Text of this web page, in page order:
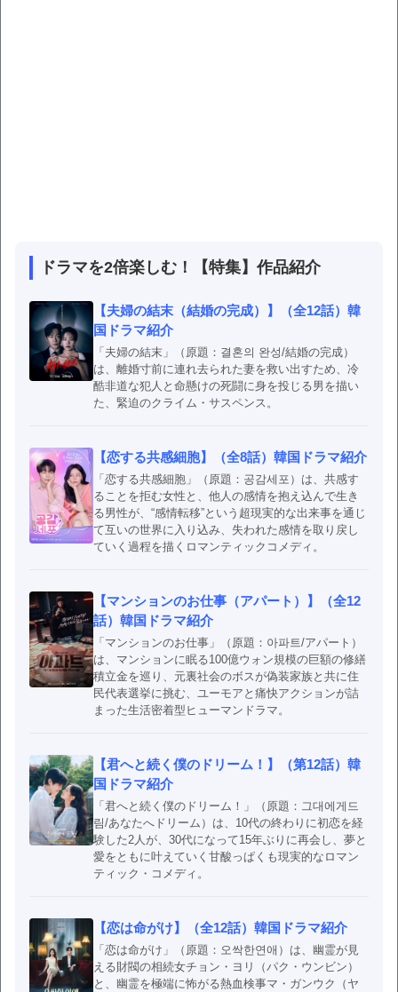
ドラマを2倍楽しむ！【特集】作品紹介
【夫婦の結末（結婚の完成）】（全12話）韓
国ドラマ紹介
「夫婦の結末」（原題：결혼의 완성/結婚の完成）
は、離婚寸前に連れ去られた妻を救い出すため、冷
酷非道な犯人と命懸けの死闘に身を投じる男を描い
た、緊迫のクライム・サスペンス。
【恋する共感細胞】（全8話）韓国ドラマ紹介
「恋する共感細胞」（原題：공감세포）は、共感す
ることを拒む女性と、他人の感情を抱え込んで生き
る男性が、“感情転移”という超現実的な出来事を通じ
て互いの世界に入り込み、失われた感情を取り戻し
ていく過程を描くロマンティックコメディ。
【マンションのお仕事（アパート）】（全12
話）韓国ドラマ紹介
「マンションのお仕事」（原題：아파트/アパート）
は、マンションに眠る100億ウォン規模の巨額の修繕
積立金を巡り、元裏社会のボスが偽装家族と共に住
民代表選挙に挑む、ユーモアと痛快アクションが詰
まった生活密着型ヒューマンドラマ。
【君へと続く僕のドリーム！】（第12話）韓
国ドラマ紹介
「君へと続く僕のドリーム！」（原題：그대에게드
림/あなたへドリーム）は、10代の終わりに初恋を経
験した2人が、30代になって15年ぶりに再会し、夢と
愛をともに叶えていく甘酸っぱくも現実的なロマン
ティック・コメディ。
【恋は命がけ】（全12話）韓国ドラマ紹介
「恋は命がけ」（原題：오싹한연애）は、幽霊が見
える財閥の相続女チョン・ヨリ（パク・ウンビン）
と、幽霊を極端に怖がる熱血検事マ・ガンウク（ヤ